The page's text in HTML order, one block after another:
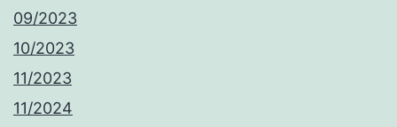
09/2023
10/2023
11/2023
11/2024